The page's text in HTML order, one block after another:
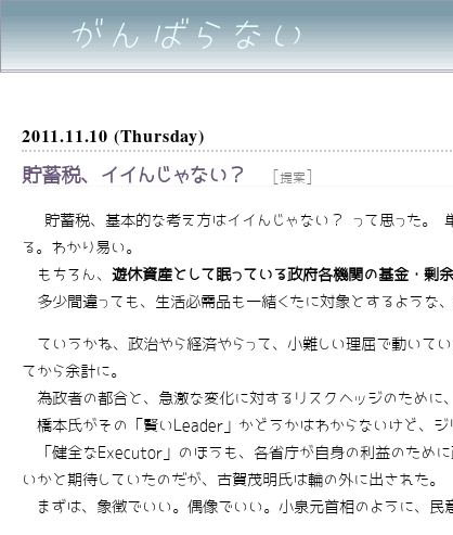
がんばらない
2011.11.10 (Thursday)
貯蓄税、イイんじゃない？ 提案
貯蓄税、基本的な考え方はイイんじゃない？ って思った。
る。わかり易い。
もちろん、 遊休資産として眠っている政府各機関の基金・剰
多少間違っても、生活必需品も一緒くたに対象とするような
ていうかね、政治やら経済やらって、小難しい理屈で動いて
てから余計に。
為政者の都合と、急激な変化に対するリスクヘッジのために
橋本氏がその「賢いLeader」かどうかはわからないけど、ジ
「健全なExecutor」のほうも、各省庁が自身の利益のために
いかと期待していたのだが、古賀茂明氏は輪の外に出された。
まずは、象徴でいい。偶像でいい。小泉元首相のように、民